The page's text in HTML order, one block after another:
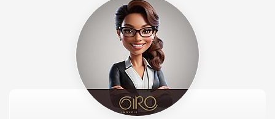
lazer foi planejada para proporcionar bem-estar e momentos
de convivência. Localizado em uma região tranquila e em
crescimento, o Johann Bach Residence é ideal para quem
busca praticidade no dia a dia, perto de tudo. Um
empreendimento pensado para viver com harmonia,
segurança e valorização.
Conheça o Apartamento: